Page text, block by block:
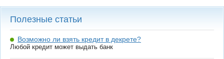
Полезные статьи
Возможно ли взять кредит в декрете?
Любой кредит может выдать банк